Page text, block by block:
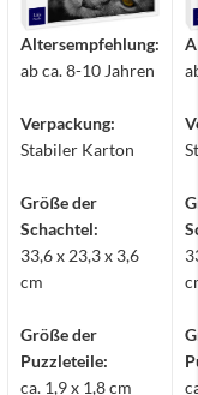
Altersempfehlung:
ab ca. 8-10 Jahren
Verpackung:
Stabiler Karton
Größe der
Schachtel:
33,6 x 23,3 x 3,6
cm
Größe der
Puzzleteile:
ca. 1,9 x 1,8 cm